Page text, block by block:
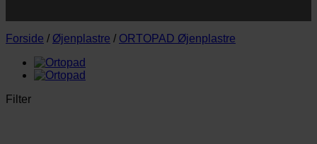
Forside / Øjenplastre / ORTOPAD Øjenplastre
Filter